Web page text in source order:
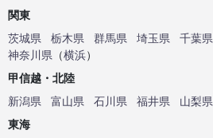
関東
茨城県
栃木県 群馬県 埼玉県 千葉県
神奈川県 （横浜）
甲信越・北陸
新潟県
富山県 石川県 福井県 山梨県
東海